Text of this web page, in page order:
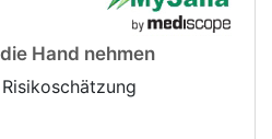
Hand nehmen